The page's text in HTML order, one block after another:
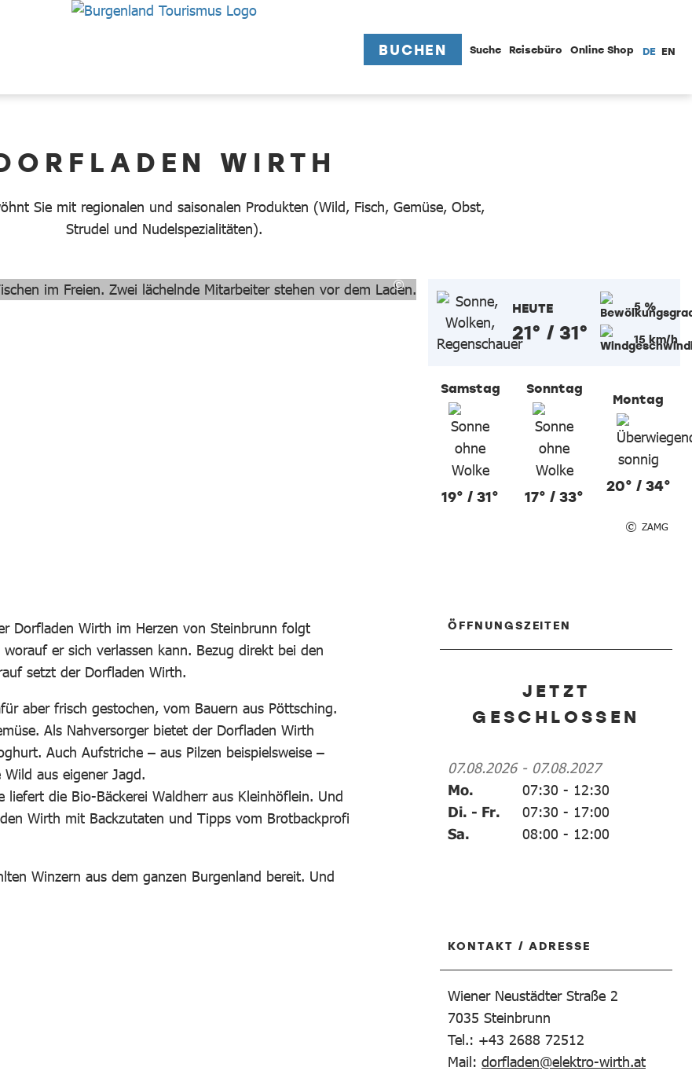
BUCHEN Suche Reisebüro Online Shop DE EN
WIRTH
Sie mit regionalen und saisonalen Produkten (Wild, Fisch, Gemüse, Obst,
Strudel und Nudelspezialitäten).
HEUTE
21° / 31°
5 %
15 km/h
Samstag
19° / 31°
Sonntag
17° / 33°
Montag
20° / 34°
ZAMG
Dorfladen Wirth im Herzen von Steinbrunn folgt
er sich verlassen kann. Bezug direkt bei den
setzt der Dorfladen Wirth.
aber frisch gestochen, vom Bauern aus Pöttsching.
Als Nahversorger bietet der Dorfladen Wirth
Auch Aufstriche – aus Pilzen beispielsweise –
aus eigener Jagd.
die Bio-Bäckerei Waldherr aus Kleinhöflein. Und
Wirth mit Backzutaten und Tipps vom Brotbackprofi
Winzern aus dem ganzen Burgenland bereit. Und
ÖFFNUNGSZEITEN
JETZT
GESCHLOSSEN
07.08.2026- 07.08.2027
Mo.
07:30 - 12:30
Di. - Fr.
07:30 - 17:00
Sa.
08:00 - 12:00
KONTAKT / ADRESSE
Wiener Neustädter Straße 2
7035 Steinbrunn
Tel.: +43 2688 72512
Mail: dorfladen@elektro-wirth.at